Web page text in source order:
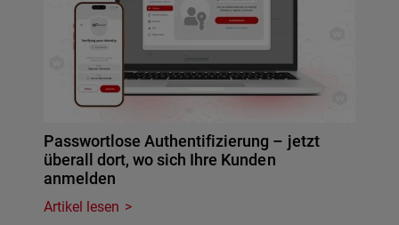
Passwortlose Authentifizierung – jetzt
überall dort, wo sich Ihre Kunden
anmelden
Artikel lesen